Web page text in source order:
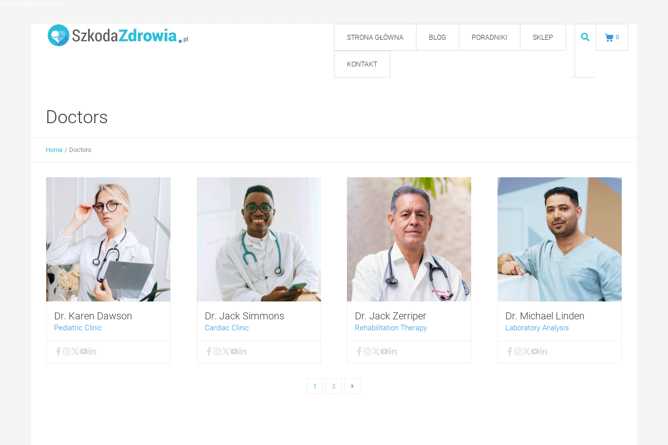
STRONA GŁÓWNA BLOG PORADNIKI SKLEP
KONTAKT
0
Doctors
Home / Doctors
Dr. Karen Dawson
Pediatric Clinic
Dr. Jack Simmons
Cardiac Clinic
Dr. Jack Zerriper
Rehabilitation Therapy
Dr. Michael Linden
Laboratory Analysis
1 2